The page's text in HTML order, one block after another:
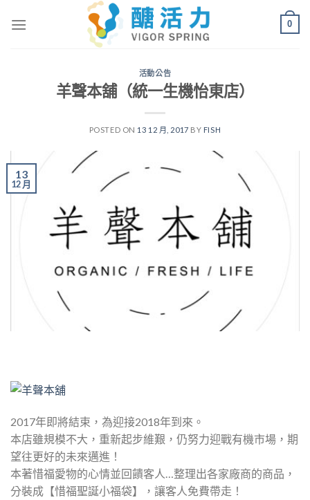
0
活動公告
羊聲本舖（統一生機怡東店）
POSTED ON 13 12 月, 2017 BY FISH
13
12 月
2017年即將結束，為迎接2018年到來。
本店雖規模不大，重新起步維艱，仍努力迎戰有機市場，期
望往更好的未來邁進！
本著惜福愛物的心情並回饋客人…整理出各家廠商的商品，
分裝成【惜福聖誕小福袋】，讓客人免費帶走！